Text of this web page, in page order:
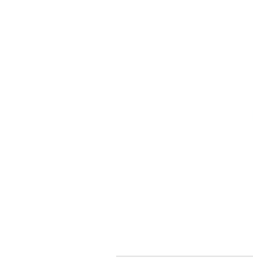
Гумирани листи, пера, шринк